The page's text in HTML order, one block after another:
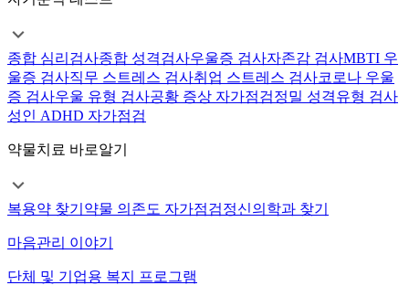
종합 심리검사종합 성격검사우울증 검사자존감 검사MBTI 우
울증 검사직무 스트레스 검사취업 스트레스 검사코로나 우울
증 검사우울 유형 검사공황 증상 자가점검정밀 성격유형 검사
성인 ADHD 자가점검
약물치료 바로알기
복용약 찾기 약물 의존도 자가점검정신의학과 찾기
마음관리 이야기
단체 및 기업용 복지 프로그램